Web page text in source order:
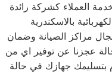
العملاء كشركة رائدة
بالاسكندرية
مراكز الصيانة وضمان
عجزنا عن توفير اي من
بتسليمك جهازك في حالة